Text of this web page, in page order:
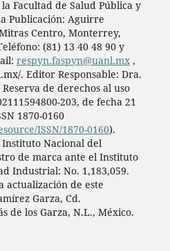
Facultad de Salud Pública y
Publicación: Aguirre
Centro, Monterrey,
(81) 13 40 48 90 y
respyn.faspyn@uanl.mx,
. Editor Responsable: Dra.
de derechos al uso
203, de fecha 21
1870-0160
ISSN/1870-0160).
Nacional del
de marca ante el Instituto
Industrial: No. 1,183,059.
actualización de este
Garza, Cd.
de los Garza, N.L., México.